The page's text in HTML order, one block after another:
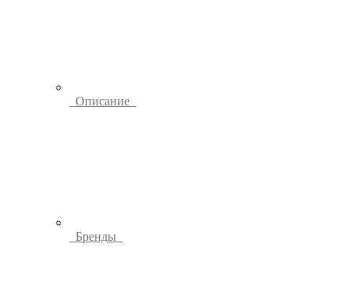
Описание
Бренды